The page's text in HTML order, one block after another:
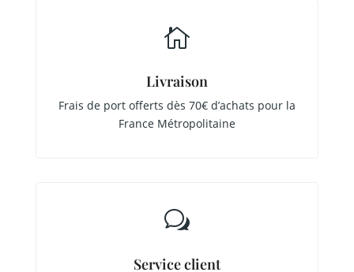

Livraison
Frais de port offerts dès 70€ d’achats pour la
France Métropolitaine
w
Service client